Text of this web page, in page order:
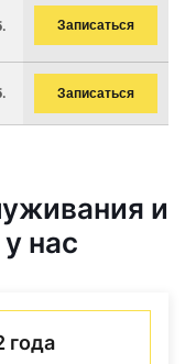
Записаться
Записаться
и
нас
года